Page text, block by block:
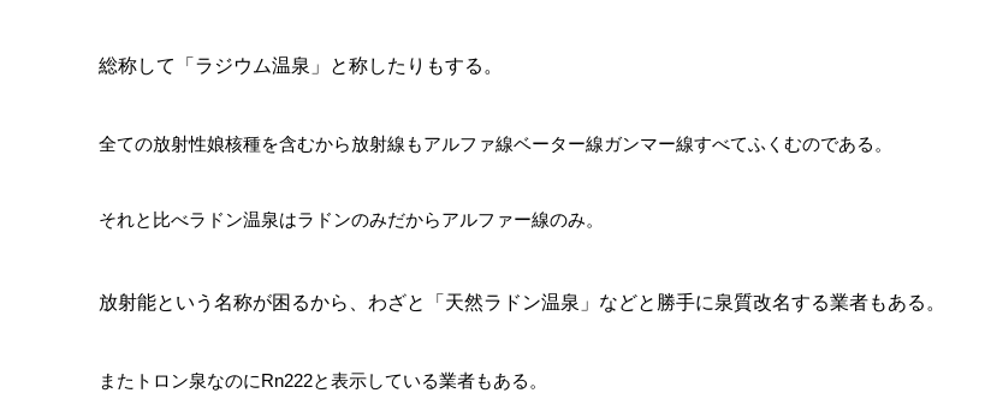
総称して「ラジウム温泉」と称したりもする。
全ての放射性娘核種を含むから放射線もアルファ線ベーター線ガンマー線すべてふくむのである。
それと比べラドン温泉はラドンのみだからアルファー線のみ。
放射能という名称が困るから、わざと「天然ラドン温泉」などと勝手に泉質改名する業者もある。
またトロン泉なのにRn222と表示している業者もある。